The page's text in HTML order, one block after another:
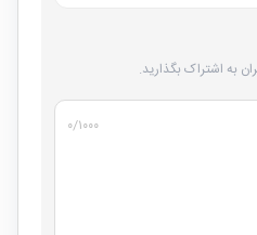
به اشتراک بگذارید.
۰/۱۰۰۰